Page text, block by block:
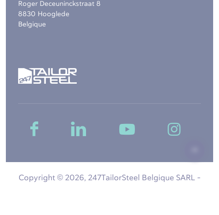
Roger Deceuninckstraat 8
8830 Hooglede
Belgique
Copyright © 2026, 247TailorSteel Belgique SARL -